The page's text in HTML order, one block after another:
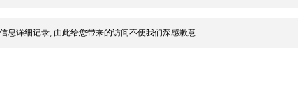
息详细记录, 由此给您带来的访问不便我们深感歉意.